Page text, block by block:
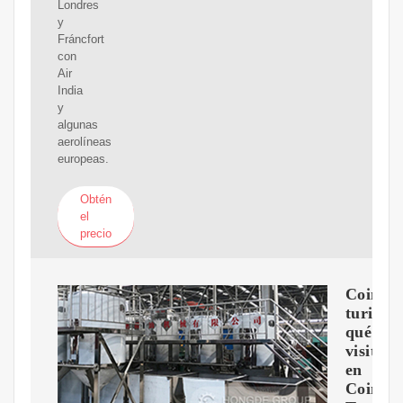
Londres
y
Fráncfort
con
Air
India
y
algunas
aerolíneas
europeas.
Obtén
el
precio
qué
visitar
en